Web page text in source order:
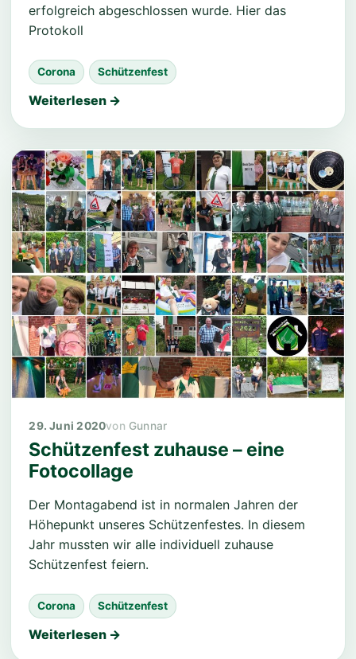
erfolgreich abgeschlossen wurde. Hier das
Protokoll
Corona Schützenfest
Weiterlesen →
29. Juni 2020 Gunnar
Schützenfest zuhause – eine
Fotocollage
Der Montagabend ist in normalen Jahren der
Höhepunkt unseres Schützenfestes. In diesem
Jahr mussten wir alle individuell zuhause
Schützenfest feiern.
Corona Schützenfest
Weiterlesen →